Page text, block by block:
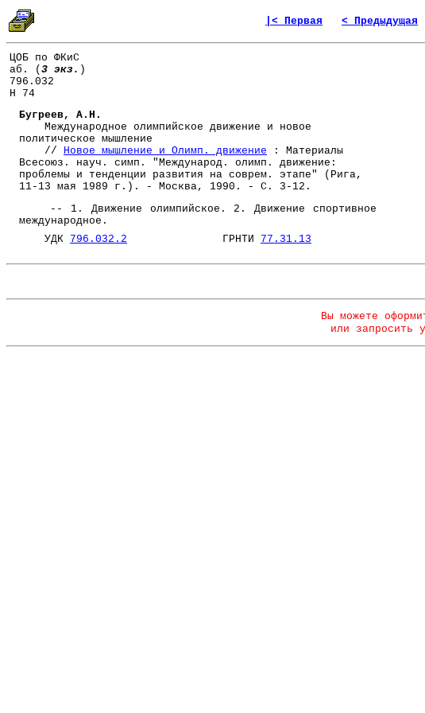
|< Первая < Предыдущая
ЦОБ по ФКиС
аб. ( 3 экз. )
796.032
Н 74
Бугреев, А.Н.
Международное олимпийское движение и новое
политическое мышление
// Новое мышление и Олимп. движение : Материалы
Всесоюз. науч. симп. "Международ. олимп. движение:
проблемы и тенденции развития на соврем. этапе" (Рига,
11-13 мая 1989 г.). - Москва, 1990. - С. 3-12.
-- 1. Движение олимпийское. 2. Движение спортивное
международное.
УДК 796.032.2 ГРНТИ 77.31.13
Вы можете
или запросить